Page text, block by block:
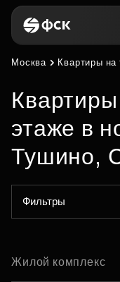
Москва Квартиры
этаже в
Тушино,
Фильтры
Жилой комплекс